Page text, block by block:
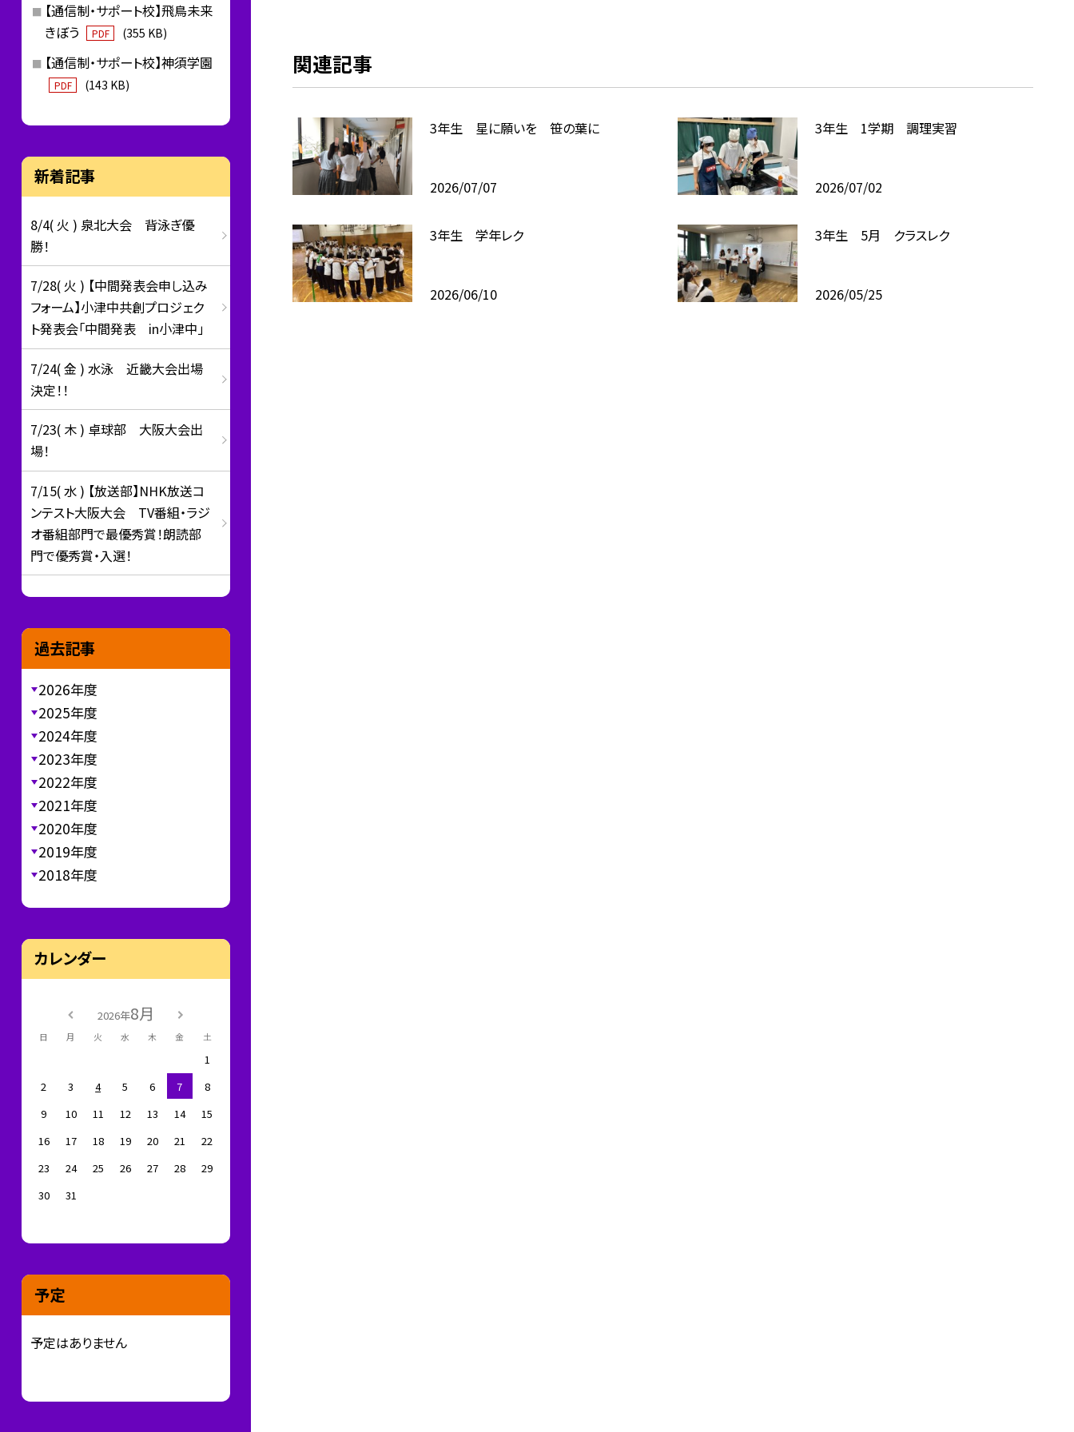
関連記事
3年生 星に願いを 笹の葉に
2026/07/07
3年生 1学期 調理実習
2026/07/02
3年生 学年レク
2026/06/10
3年生 5月 クラスレク
2026/05/25
【通信制・サポート校】飛鳥未来
きぼう
PDF (355 KB)
【通信制・サポート校】神須学園
PDF (143 KB)
新着記事
8/4( 火 ) 泉北大会 背泳ぎ優
勝！
7/28( 火 ) 【中間発表会申し込み
フォーム】小津中共創プロジェク
ト発表会「中間発表 in小津中」
7/24( 金 ) 水泳 近畿大会出場
決定！！
7/23( 木 ) 卓球部 大阪大会出
場！
7/15( 水 ) 【放送部】NHK放送コ
ンテスト大阪大会 TV番組・ラジ
オ番組部門で最優秀賞！朗読部
門で優秀賞・入選！
過去記事
2026年度
2025年度
2024年度
2023年度
2022年度
2021年度
2020年度
2019年度
2018年度
カレンダー
2026年8月
日 月 火 水 木 金 土
1
2
3 4 5 6 7
8
9
10 11 12 13 14
15
16
17 18 19 20 21
22
23
24 25 26 27 28
29
30
31
予定
予定はありません